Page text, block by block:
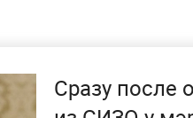
Сразу после